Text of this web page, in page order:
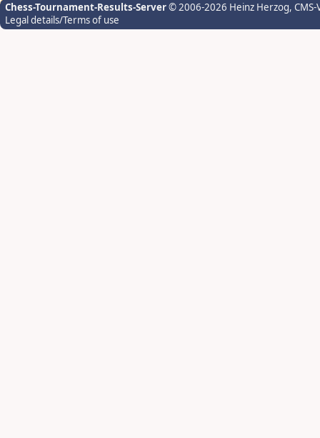
Chess-Tournament-Results-Server© 2006-2026 Heinz Herzog,
Legal details/Terms of use